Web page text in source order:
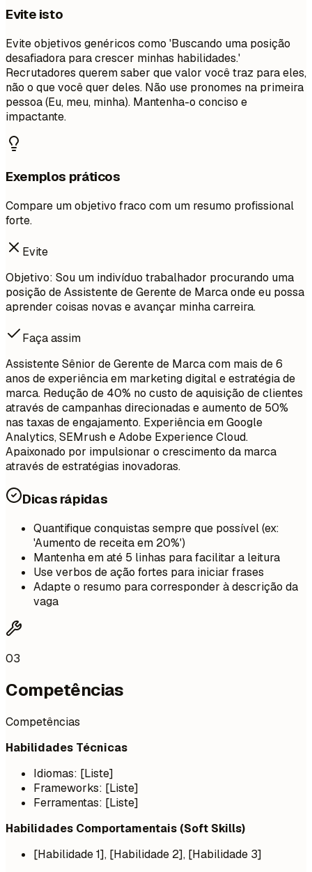
Evite isto
Evite objetivos genéricos como 'Buscando uma posição
desafiadora para crescer minhas habilidades.'
Recrutadores querem saber que valor você traz para eles,
não o que você quer deles. Não use pronomes na primeira
pessoa (Eu, meu, minha). Mantenha-o conciso e
impactante.
Exemplos práticos
Compare um objetivo fraco com um resumo profissional
forte.
Evite
Objetivo: Sou um indivíduo trabalhador procurando uma
posição de Assistente de Gerente de Marca onde eu possa
aprender coisas novas e avançar minha carreira.
Faça assim
Assistente Sênior de Gerente de Marca com mais de 6
anos de experiência em marketing digital e estratégia de
marca. Redução de 40% no custo de aquisição de clientes
através de campanhas direcionadas e aumento de 50%
nas taxas de engajamento. Experiência em Google
Analytics, SEMrush e Adobe Experience Cloud.
Apaixonado por impulsionar o crescimento da marca
através de estratégias inovadoras.
Dicas rápidas
Quantifique conquistas sempre que possível (ex:
'Aumento de receita em 20%')
Mantenha em até 5 linhas para facilitar a leitura
Use verbos de ação fortes para iniciar frases
Adapte o resumo para corresponder à descrição da
vaga
03
Competências
Competências
Habilidades Técnicas
Idiomas: [Liste]
Frameworks: [Liste]
Ferramentas: [Liste]
Habilidades Comportamentais (Soft Skills)
[Habilidade 1], [Habilidade 2], [Habilidade 3]